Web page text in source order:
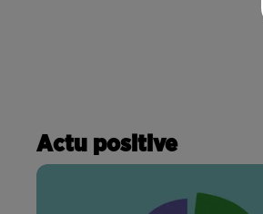
Actu positive